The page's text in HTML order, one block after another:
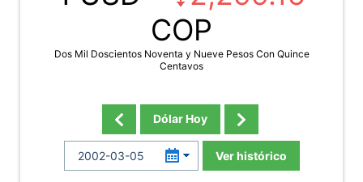
COP
Dos Mil Doscientos Noventa y Nueve Pesos Con Quince
Centavos
Dólar Hoy
Ver histórico